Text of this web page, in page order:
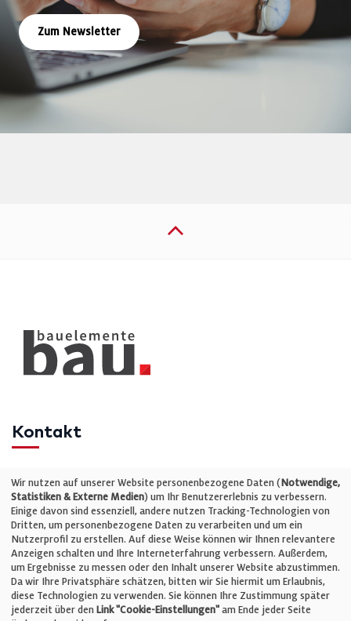
Zum Newsletter
Kontakt
Telefon: +49 (0)711 2585563-0
E-Mail:info@bauelemente-bau.eu
Unternehmen
Impressum
Wir nutzen auf unserer Website personenbezogene Daten (Notwendige,
Statistiken & Externe Medien) um Ihr Benutzererlebnis zu verbessern.
Einige davon sind essenziell, andere nutzen Tracking-Technologien von
Dritten, um personenbezogene Daten zu verarbeiten und um ein
Nutzerprofil zu erstellen. Auf diese Weise können wir Ihnen relevantere
Anzeigen schalten und Ihre Interneterfahrung verbessern. Außerdem,
um Ergebnisse zu messen oder den Inhalt unserer Website abzustimmen.
Da wir Ihre Privatsphäre schätzen, bitten wir Sie hiermit um Erlaubnis,
diese Technologien zu verwenden. Sie können Ihre Zustimmung später
jederzeit über den Link "Cookie-Einstellungen" am Ende jeder Seite